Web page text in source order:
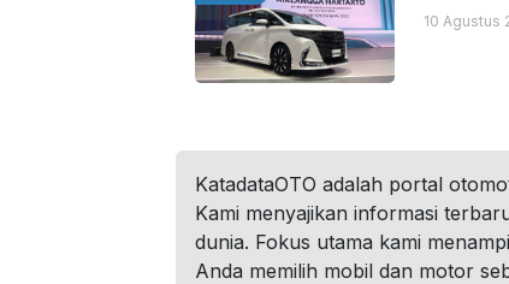
10 Agustus
KatadataOTO adalah portal
Kami menyajikan informasi
dunia. Fokus utama kami
Anda memilih mobil dan motor